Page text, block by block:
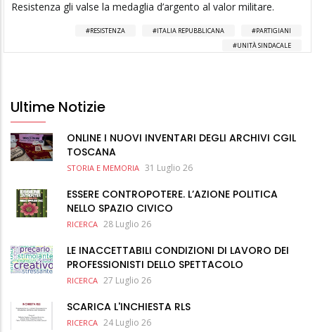
Resistenza gli valse la medaglia d’argento al valor militare.
RESISTENZA ITALIA REPUBBLICANA
PARTIGIANI
UNITÀ SINDACALE
Ultime Notizie
ONLINE I NUOVI INVENTARI DEGLI ARCHIVI CGIL
TOSCANA
STORIA E MEMORIA 31 Luglio 26
ESSERE CONTROPOTERE. L’AZIONE POLITICA
NELLO SPAZIO CIVICO
RICERCA 28 Luglio 26
LE INACCETTABILI CONDIZIONI DI LAVORO DEI
PROFESSIONISTI DELLO SPETTACOLO
RICERCA 27 Luglio 26
SCARICA L'INCHIESTA RLS
RICERCA 24 Luglio 26